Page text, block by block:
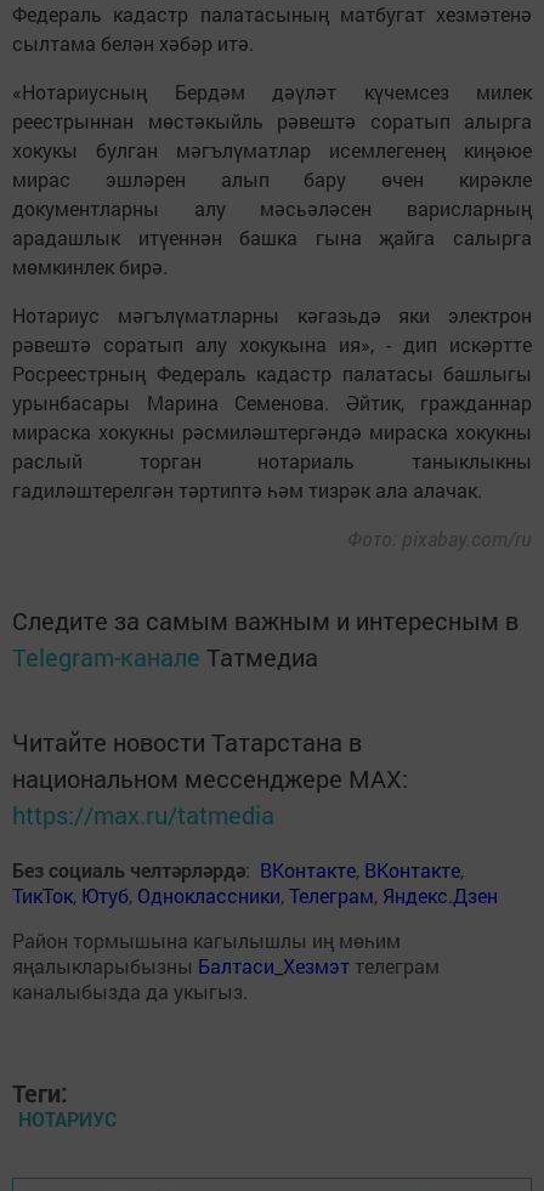
Федераль кадастр палатасының матбугат хезмәтенә
сылтама белән хәбәр итә.
«Нотариусның Бердәм дәүләт күчемсез милек
реестрыннан мөстәкыйль рәвештә соратып алырга
хокукы булган мәгълүматлар исемлегенең киңәюе
мирас эшләрен алып бару өчен кирәкле
документларны алу мәсьәләсен варисларның
арадашлык итүеннән башка гына җайга салырга
мөмкинлек бирә.
Нотариус мәгълүматларны кәгазьдә яки электрон
рәвештә соратып алу хокукына ия», - дип искәртте
Росреестрның Федераль кадастр палатасы башлыгы
урынбасары Марина Семенова. Әйтик, гражданнар
мираска хокукны рәсмиләштергәндә мираска хокукны
раслый торган нотариаль таныклыкны
гадиләштерелгән тәртиптә һәм тизрәк ала алачак.
Фото: pixabay.com/ru
Следите за самым важным и интересным в
Telegram-канале Татмедиа
Читайте новости Татарстана в
национальном мессенджере MАХ:
https://max.ru/tatmedia
Без социаль челтәрләрдә: ВКонтакте, ВКонтакте,
ТикТок, Ютуб, Одноклассники,Телеграм, Яндекс.Дзен
Район тормышына кагылышлы иң мөһим
яңалыкларыбызны Балтаси_Хезмэт телеграм
каналыбызда да укыгыз.
Теги:
НОТАРИУС